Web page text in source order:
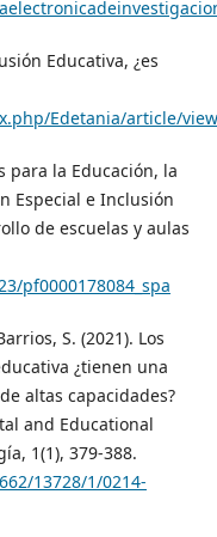
Educativa, ¿es
Edetania/article/
para la Educación, la
Especial e Inclusión
de escuelas y aulas
pf0000178084_spa
S. (2021). Los
¿tienen una
altas capacidades?
and Educational
1(1), 379-388.
13728/1/0214-